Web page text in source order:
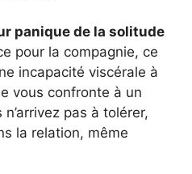
panique de la solitude
pour la compagnie, ce
incapacité viscérale à
vous confronte à un
pas à tolérer,
la relation, même